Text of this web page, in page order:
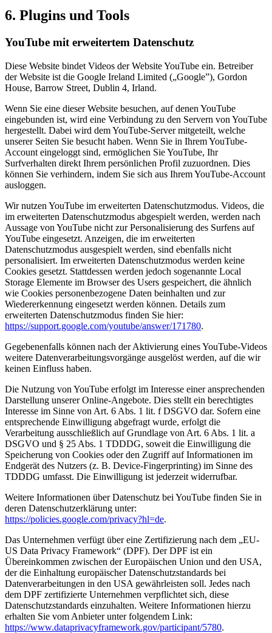
6. Plugins und Tools
YouTube mit erweitertem Datenschutz
Diese Website bindet Videos der Website YouTube ein. Betreiber
der Website ist die Google Ireland Limited („Google”), Gordon
House, Barrow Street, Dublin 4, Irland.
Wenn Sie eine dieser Website besuchen, auf denen YouTube
eingebunden ist, wird eine Verbindung zu den Servern von YouTube
hergestellt. Dabei wird dem YouTube-Server mitgeteilt, welche
unserer Seiten Sie besucht haben. Wenn Sie in Ihrem YouTube-
Account eingeloggt sind, ermöglichen Sie YouTube, Ihr
Surfverhalten direkt Ihrem persönlichen Profil zuzuordnen. Dies
können Sie verhindern, indem Sie sich aus Ihrem YouTube-Account
ausloggen.
Wir nutzen YouTube im erweiterten Datenschutzmodus. Videos, die
im erweiterten Datenschutzmodus abgespielt werden, werden nach
Aussage von YouTube nicht zur Personalisierung des Surfens auf
YouTube eingesetzt. Anzeigen, die im erweiterten
Datenschutzmodus ausgespielt werden, sind ebenfalls nicht
personalisiert. Im erweiterten Datenschutzmodus werden keine
Cookies gesetzt. Stattdessen werden jedoch sogenannte Local
Storage Elemente im Browser des Users gespeichert, die ähnlich
wie Cookies personenbezogene Daten beinhalten und zur
Wiedererkennung eingesetzt werden können. Details zum
erweiterten Datenschutzmodus finden Sie hier:
https://support.google.com/youtube/answer/171780.
Gegebenenfalls können nach der Aktivierung eines YouTube-Videos
weitere Datenverarbeitungsvorgänge ausgelöst werden, auf die wir
keinen Einfluss haben.
Die Nutzung von YouTube erfolgt im Interesse einer ansprechenden
Darstellung unserer Online-Angebote. Dies stellt ein berechtigtes
Interesse im Sinne von Art. 6 Abs. 1 lit. f DSGVO dar. Sofern eine
entsprechende Einwilligung abgefragt wurde, erfolgt die
Verarbeitung ausschließlich auf Grundlage von Art. 6 Abs. 1 lit. a
DSGVO und § 25 Abs. 1 TDDDG, soweit die Einwilligung die
Speicherung von Cookies oder den Zugriff auf Informationen im
Endgerät des Nutzers (z. B. Device-Fingerprinting) im Sinne des
TDDDG umfasst. Die Einwilligung ist jederzeit widerrufbar.
Weitere Informationen über Datenschutz bei YouTube finden Sie in
deren Datenschutzerklärung unter:
https://policies.google.com/privacy?hl=de.
Das Unternehmen verfügt über eine Zertifizierung nach dem „EU-
US Data Privacy Framework“ (DPF). Der DPF ist ein
Übereinkommen zwischen der Europäischen Union und den USA,
der die Einhaltung europäischer Datenschutzstandards bei
Datenverarbeitungen in den USA gewährleisten soll. Jedes nach
dem DPF zertifizierte Unternehmen verpflichtet sich, diese
Datenschutzstandards einzuhalten. Weitere Informationen hierzu
erhalten Sie vom Anbieter unter folgendem Link:
https://www.dataprivacyframework.gov/participant/5780.